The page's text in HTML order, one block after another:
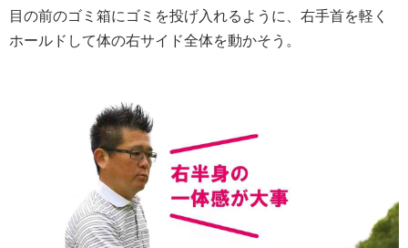
目の前のゴミ箱にゴミを投げ入れるように、右手首を軽く
ホールドして体の右サイド全体を動かそう。